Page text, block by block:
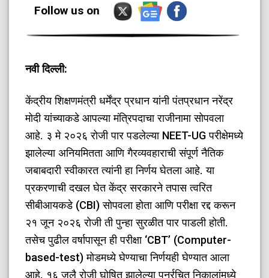
Follow us on
​नवी दिल्ली:
​केंद्रीय शिक्षणमंत्री धर्मेंद्र प्रधान यांनी पंतप्रधान नरेंद्र
मोदी यांच्याकडे आपल्या मंत्रि‍पदाचा राजीनामा सोपवला
आहे. ३ मे २०२६ रोजी पार पडलेल्या NEET-UG परीक्षेमध्ये
झालेल्या अनियमितता आणि गैरव्यवहाराची संपूर्ण नैतिक
जबाबदारी स्वीकारत त्यांनी हा निर्णय घेतला आहे. या
प्रकरणाची दखल घेत केंद्र सरकारने तपास त्वरित
सीबीआयकडे (CBI) सोपवला होता आणि परीक्षा रद्द करून
२१ जून २०२६ रोजी ती पुन्हा सुरळीत पार पाडली होती.
तसेच पुढील वर्षापासून ही परीक्षा ‘CBT’ (Computer-
based-test) मोडमध्ये घेण्याचा निर्णयही घेण्यात आला
आहे. १६ जुलै रोजी घोषित झालेल्या पुनर्रचित निकालांमध्ये